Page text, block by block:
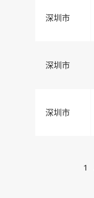
深圳市
深圳市
深圳市
1